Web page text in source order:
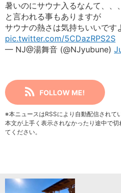
暑いのにサウナ入るなんて、、、
と言われる事もありますが
サウナの熱さは気持ちいいです
pic.twitter.com/5CDazRPS2S
— NJ@湯舞音 (@NJyubune)
FOLLOW ME!
※本ニュースはRSSにより自動配信されて
本文が上手く表示されなかったり途中で
てください。